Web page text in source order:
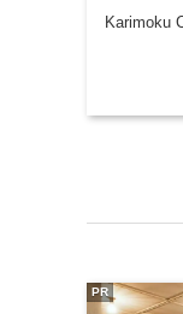
Karimoku
PR